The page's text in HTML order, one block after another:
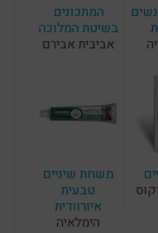
המתכונים
בשיטת המלוכה
אביבית אבירם
משחת שיניים
טבעית
איורוודית
הימלאיה